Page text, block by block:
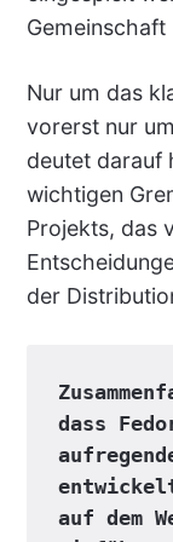
Nur um das
vorerst nur
deutet darauf
wichtigen
Projekts, das
der
dass
auf dem